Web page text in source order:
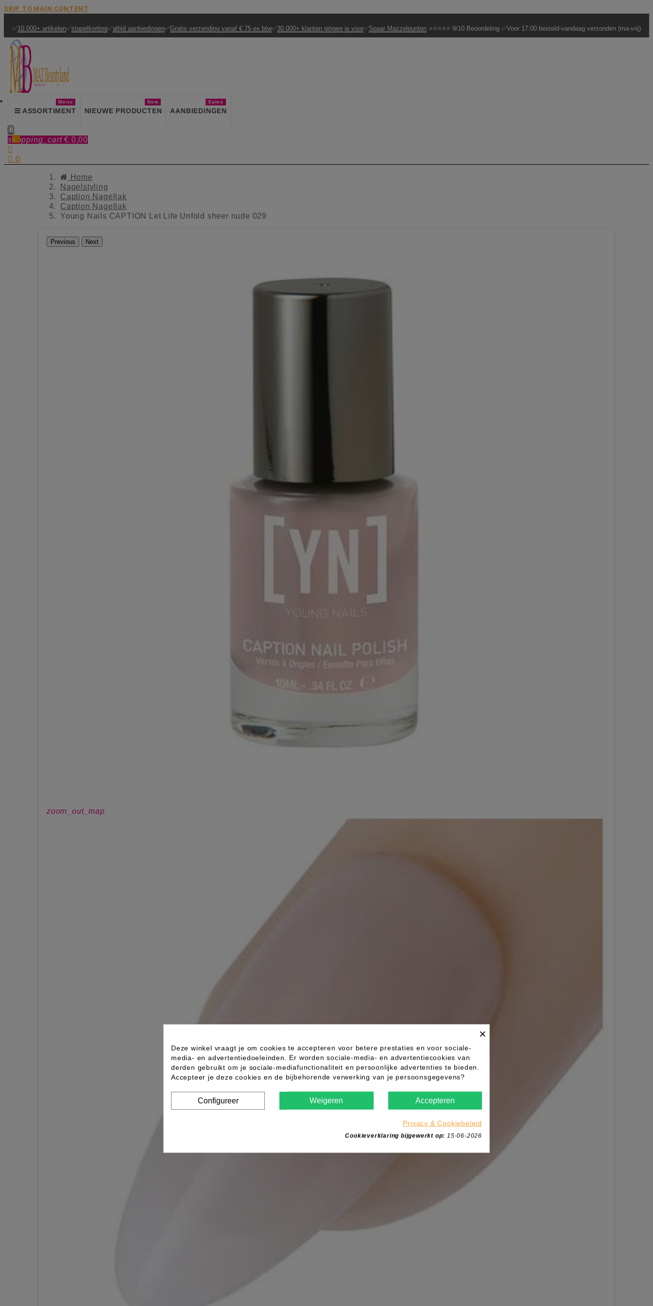
SKIP TO MAIN CONTENT
✅10.000+ artikelen✅stapelkorting✅altijd aanbiedingen✅Gratis verzending vanaf € 75 ex btw✅30.000+ klanten gingen je voor✅Spaar Mazzelpunten ⭐⭐⭐⭐⭐ 9/10 Beoordeling ✅Voor 17:00 besteld-vandaag verzonden (ma-vrij)
ASSORTIMENT
Menu
NIEUWE PRODUCTEN
New
AANBIEDINGEN
Sales

shopping_cart € 0,00
0

 0
Home
Nagelstyling
Caption Nagellak
Caption Nagellak
Young Nails CAPTION Let Life Unfold sheer nude 029
Previous Next
zoom_out_map
×
Deze winkel vraagt je om cookies te accepteren voor betere prestaties en voor sociale-
media- en advertentiedoeleinden. Er worden sociale-media- en advertentiecookies van
derden gebruikt om je sociale-mediafunctionaliteit en persoonlijke advertenties te bieden.
Accepteer je deze cookies en de bijbehorende verwerking van je persoonsgegevens?
Configureer Weigeren Accepteren
Privacy & Cookiebeleid
Cookieverklaring bijgewerkt op: 15-06-2026